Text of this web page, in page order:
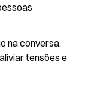
na conversa,
tensões e